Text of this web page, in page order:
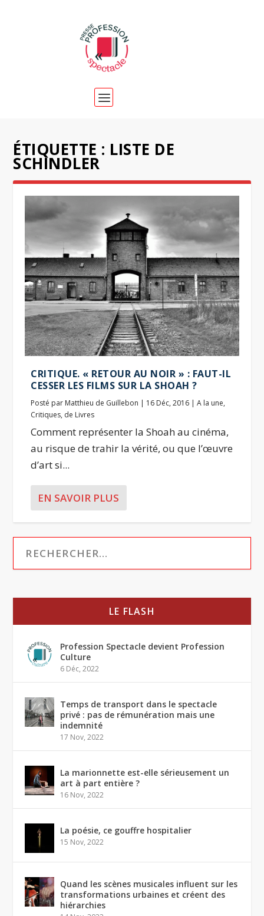
ÉTIQUETTE : LISTE DE
SCHINDLER
CRITIQUE. « RETOUR AU NOIR » : FAUT-IL
CESSER LES FILMS SUR LA SHOAH ?
Posté par Matthieu de Guillebon | 16 Déc, 2016 |A la une,
Critiques, de Livres
Comment représenter la Shoah au cinéma,
au risque de trahir la vérité, ou que l’œuvre
d’art si...
EN SAVOIR PLUS
LE FLASH
Profession Spectacle devient Profession
Culture
6 Déc, 2022
Temps de transport dans le spectacle
privé : pas de rémunération mais une
indemnité
17 Nov, 2022
La marionnette est-elle sérieusement un
art à part entière ?
16 Nov, 2022
La poésie, ce gouffre hospitalier
15 Nov, 2022
Quand les scènes musicales influent sur les
transformations urbaines et créent des
hiérarchies